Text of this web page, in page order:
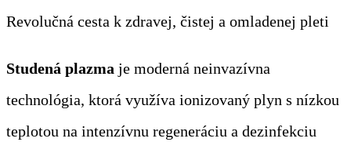
Revolučná cesta k zdravej, čistej a omladenej pleti
Studená plazma je moderná neinvazívna
technológia, ktorá využíva ionizovaný plyn s nízkou
teplotou na intenzívnu regeneráciu a dezinfekciu